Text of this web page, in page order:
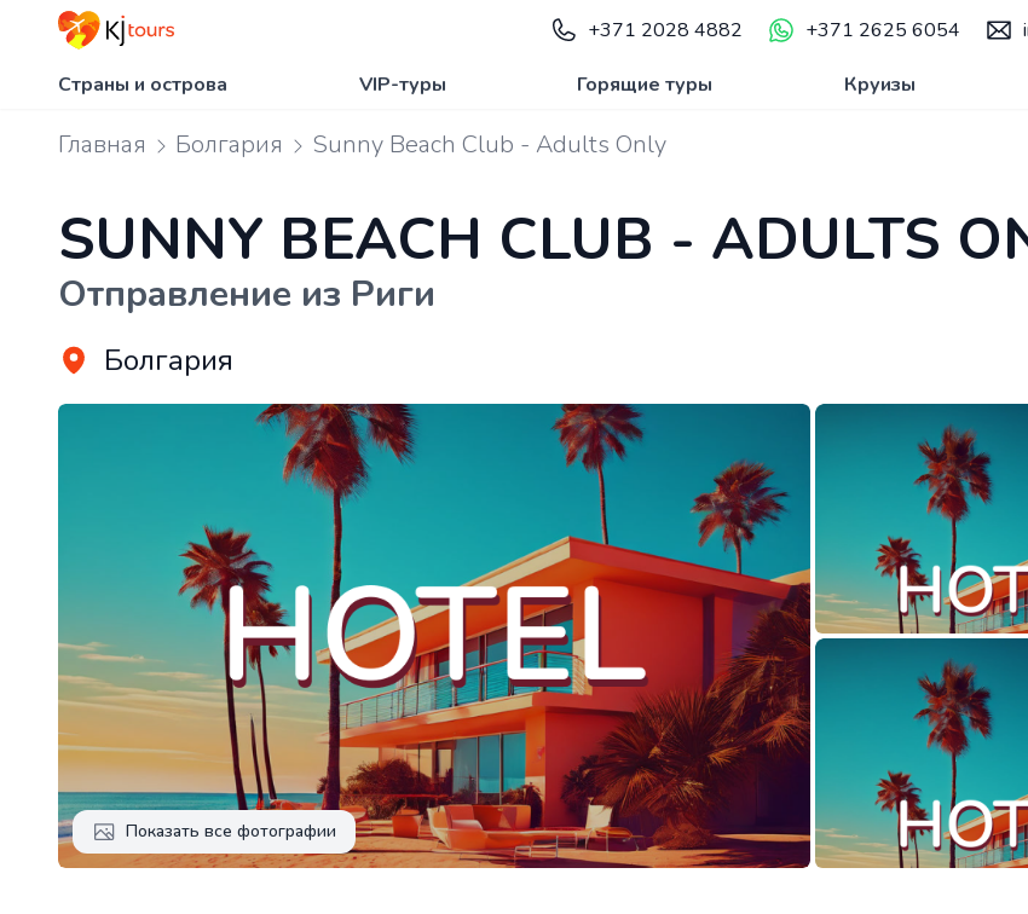
+371 2028 4882 +371 2625 6054
Страны и острова VIP-туры Горящие туры Круизы
Главная Болгария Sunny Beach Club - Adults Only
SUNNY BEACH CLUB - ADULTS
Отправление из Риги
Болгария
Показать все фотографии